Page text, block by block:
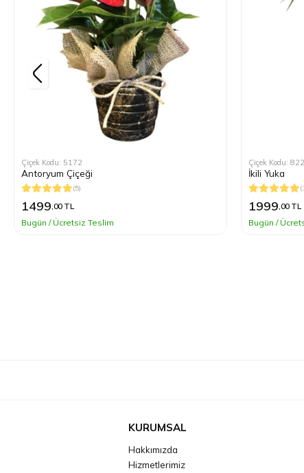
Çiçek Kodu: 5172
Antoryum Çiçeği
(5)
1499,00 TL
Bugün / Ücretsiz Teslim
Çiçek Kodu:
İkili Yuka
1999,00 TL
Bugün /
KURUMSAL
Hakkımızda
Hizmetlerimiz